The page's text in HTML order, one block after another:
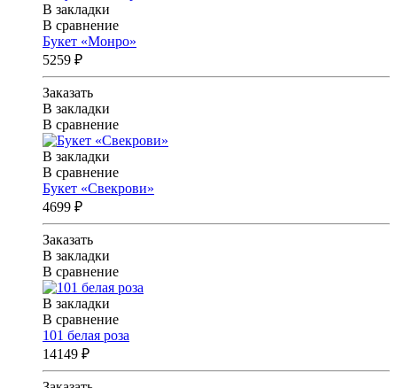
В закладки
В сравнение
Букет «Монро»
5259 ₽
Заказать
В закладки
В сравнение
В закладки
В сравнение
Букет «Свекрови»
4699 ₽
Заказать
В закладки
В сравнение
В закладки
В сравнение
101 белая роза
14149 ₽